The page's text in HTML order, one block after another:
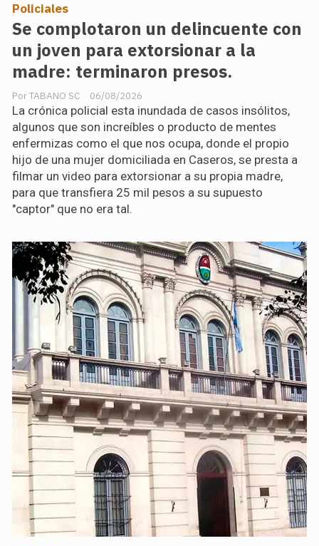
Se complotaron un delincuente con
un joven para extorsionar a la
madre: terminaron presos.
TABANO SC
Policiales
06/08/2026
La crónica policial esta inundada de casos insólitos,
algunos que son increíbles o producto de mentes
enfermizas como el que nos ocupa, donde el propio
hijo de una mujer domiciliada en Caseros, se presta a
filmar un video para extorsionar a su propia madre,
para que transfiera 25 mil pesos a su supuesto
"captor" que no era tal.